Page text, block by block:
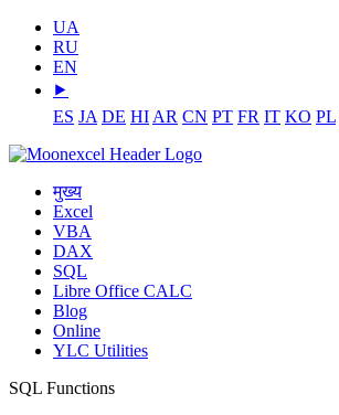
UA
RU
EN
⯈
ES JA DE HI AR CN PT FR IT KO PL
मुख्य
Excel
VBA
DAX
SQL
Libre Office CALC
Blog
Online
YLC Utilities
SQL Functions